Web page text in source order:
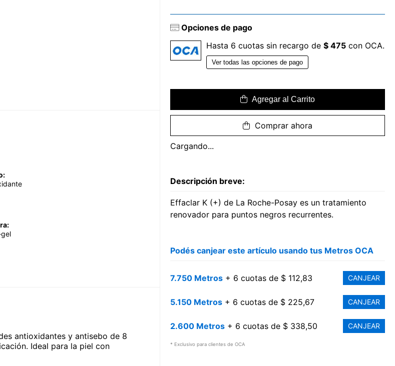
antioxidantes y antisebo de 8
Ideal para la piel con
Opciones de pago
Hasta 6 cuotas sin recargo de $ 475con OCA.
Ver todas las opciones de pago
Agregar al Carrito
Comprar ahora
Cargando...
Descripción breve:
Effaclar K (+) de La Roche-Posay es un tratamiento
renovador para puntos negros recurrentes.
Podés canjear este artículo usando tus Metros OCA
7.750 Metros+ 6 cuotas de $ 112,83 CANJEAR
5.150 Metros+ 6 cuotas de $ 225,67 CANJEAR
2.600 Metros+ 6 cuotas de $ 338,50 CANJEAR
* Exclusivo para clientes de OCA